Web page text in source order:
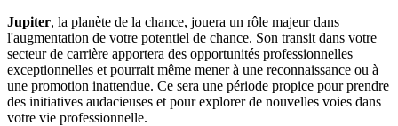
Jupiter, la planète de la chance, jouera un rôle majeur dans
l'augmentation de votre potentiel de chance. Son transit dans votre
secteur de carrière apportera des opportunités professionnelles
exceptionnelles et pourrait même mener à une reconnaissance ou à
une promotion inattendue. Ce sera une période propice pour prendre
des initiatives audacieuses et pour explorer de nouvelles voies dans
votre vie professionnelle.